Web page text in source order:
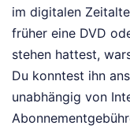
im digitalen
früher eine DVD
stehen hattest,
Du konntest ihn
unabhängig von